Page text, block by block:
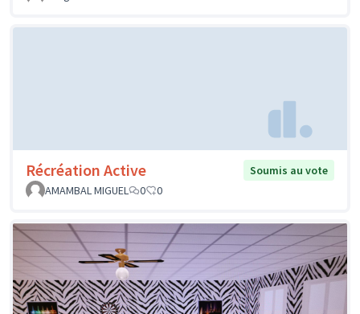
Récréation Active
Soumis au vote
AMAMBAL MIGUEL
0 0